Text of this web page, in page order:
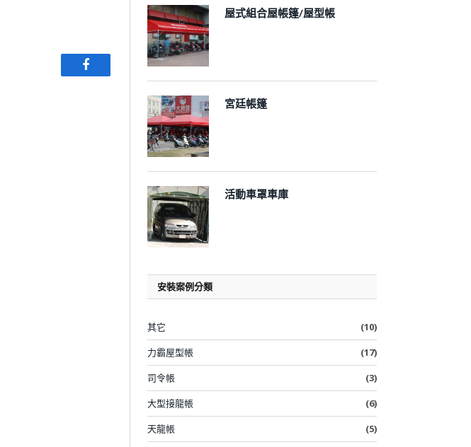
Facebook
屋式組合屋帳篷/屋型帳
宮廷帳篷
活動車罩車庫
安裝案例分類
其它
(10)
力霸屋型帳
(17)
司令帳
(3)
大型接龍帳
(6)
天龍帳
(5)